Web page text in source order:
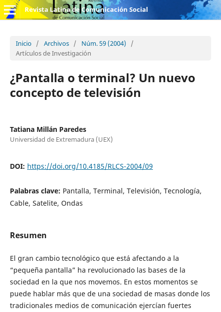
Revista Latina de Comunicación Social
Inicio / Archivos / Núm. 59 (2004)
/
Artículos de Investigación
¿Pantalla o terminal? Un nuevo
concepto de televisión
Tatiana Millán Paredes
Universidad de Extremadura (UEX)
DOI: https://doi.org/10.4185/RLCS-2004/09
Palabras clave: Pantalla, Terminal, Televisión, Tecnología,
Cable, Satelite, Ondas
Resumen
El gran cambio tecnológico que está afectando a la
“pequeña pantalla” ha revolucionado las bases de la
sociedad en la que nos movemos. En estos momentos se
puede hablar más que de una sociedad de masas donde los
tradicionales medios de comunicación ejercían fuertes